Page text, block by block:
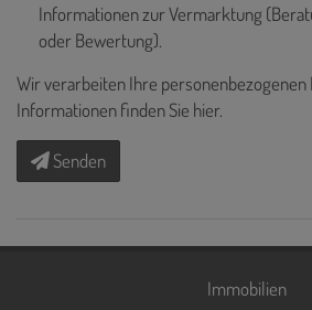
Informationen zur Vermarktung
oder Bewertung).
Wir verarbeiten Ihre personenbezogenen
Informationen finden Sie hier.
Senden
Immobilien